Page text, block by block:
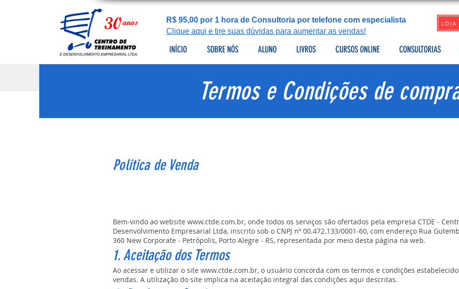
R$ 95,00 por 1 hora de Consultoria por telefone com especialista
Clique aqui e tire suas dúvidas para aumentar as vendas!
LOJA
INÍCIO SOBRE NÓS ALUNO LIVROS CURSOS ONLINE CONSULTORIAS
Termos e Condições de
Politica de Venda
Bem-vindo ao website www.ctde.com.br, onde todos os serviços são ofertados pela empresa CTDE -
Desenvolvimento Empresarial Ltda, inscrito sob o CNPJ nº 00.472.133/0001-60, com endereço Rua
360 New Corporate - Petrópolis, Porto Alegre - RS, representada por meio desta página na web.
1. Aceitação dos Termos
Ao acessar e utilizar o site www.ctde.com.br, o usuário concorda com os termos e condições
vendas. A utilização do site implica na aceitação integral das condições aqui descritas.